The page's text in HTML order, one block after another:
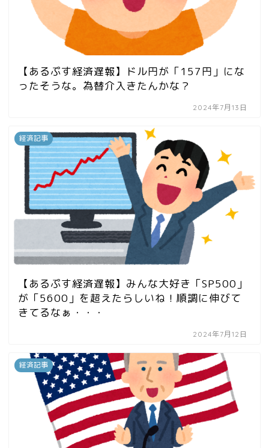
【あるぷす経済遅報】ドル円が「157円」にな
ったそうな。為替介入きたんかな？
2024年7月13日
経済記事
【あるぷす経済遅報】みんな大好き「SP500」
が「5600」を超えたらしいね！順調に伸びて
きてるなぁ・・・
2024年7月12日
経済記事